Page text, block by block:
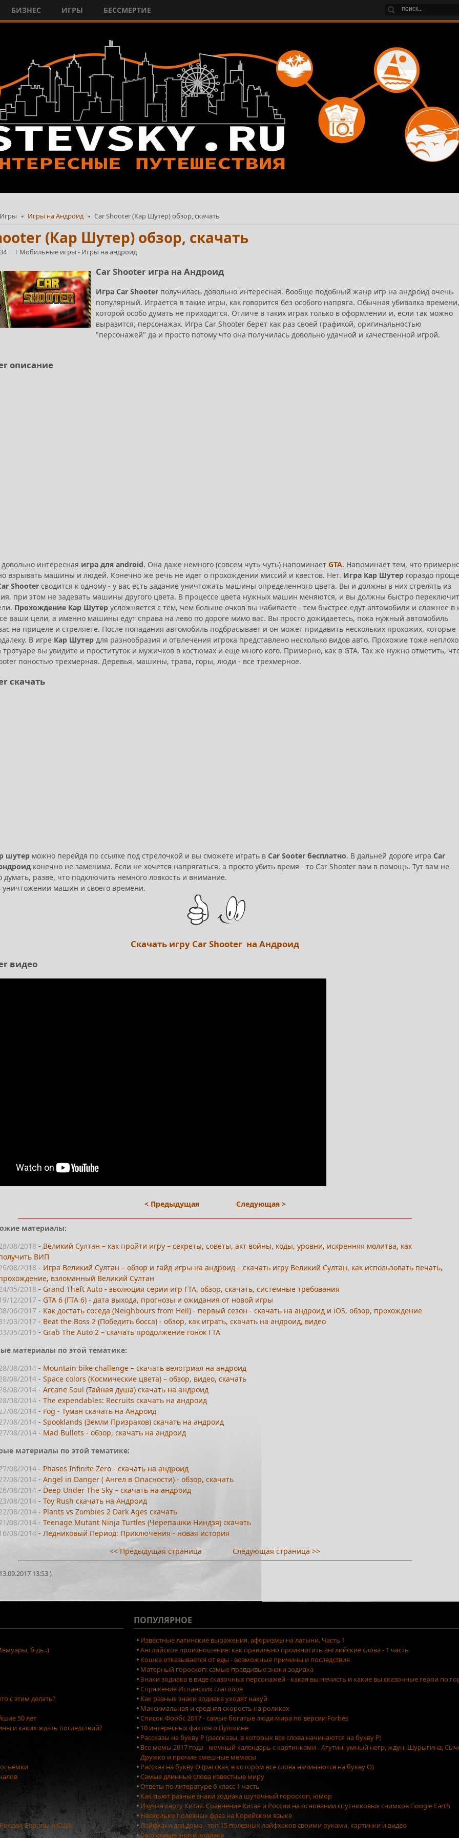
БИЗНЕС ИГРЫ БЕССМЕРТИЕ
Игры Игры на Андроид Car Shooter (Кар Шутер) обзор, скачать
(Кар Шутер) обзор, скачать
Мобильные игры - Игры на андроид
Car Shooter игра на Андроид
Игра Car Shooter получилась довольно интересная. Вообще подобный жанр игр на андроид очень
популярный. Играется в такие игры, как говорится без особого напряга. Обычная убивалка
которой особо думать не приходится. Отличе в таких играх только в оформлении и, если так можно
выразится, персонажах. Игра Car Shooter берет как раз своей графикой, оригинальностью
"персонажей" да и просто потому что она получилась довольно удачной и качественной игрой.
описание
довольно интересная игра для android. Она даже немного (совсем чуть-чуть) напоминает GTA. Напоминает тем, что
взрывать машины и людей. Конечно же речь не идет о прохождении миссий и квестов. Нет. Игра Кар Шутер гораздо
Shooter сводится к одному - у вас есть задание уничтожать машины определенного цвета. Вы и должны в них стрелять из
при этом не задевать машины другого цвета. В процессе цвета нужных машин меняются, и вы должны быстро
Прохождение Кар Шутер усложняется с тем, чем больше очков вы набиваете - тем быстрее едут автомобили и сложнее в
ваши цели, а именно машины едут справа на лево по дороге мимо вас. Вы просто дожидаетесь, пока нужный автомобиль
на прицеле и стреляете. После попадания автомобиль подбрасывает и он может придавить нескольких прохожих, которые
В игре Кар Шутер для разнообразия и отвлечения игрока представлено несколько видов авто. Прохожие тоже неплохо
вы увидите и проституток и мужичков в костюмах и еще много кого. Примерно, как в GTA. Так же нужно отметить,
поностью трехмерная. Деревья, машины, трава, горы, люди - все трехмерное.
скачать
шутер можно перейдя по ссылке под стрелочкой и вы сможете играть в Car Sooter бесплатно. В дальней дороге игра Car
конечно не заменима. Если не хочется напрягаться, а просто убить время - то Car Shooter вам в помощь. Тут вам не
думать, разве, что подключить немного ловкость и внимание.
уничтожении машин и своего времени.
Скачать игру Car Shooter на Андроид
видео
< Предыдущая Следующая >
материалы:
08/2018 - Великий Султан – как пройти игру – секреты, советы, акт войны, коды, уровни, искренняя молитва, как
ВИП
08/2018 - Игра Великий Султан – обзор и гайд игры на андроид – скачать игру Великий Султан, как использовать печать,
взломанный Великий Султан
05/2018 - Grand Theft Auto - эволюция серии игр ГТА, обзор, скачать, системные требования
12/2017 - GTA 6 (ГТА 6) - дата выхода, прогнозы и ожидания от новой игры
06/2017 - Как достать соседа (Neighbours from Hell) - первый сезон - скачать на андроид и iOS, обзор, прохождение
03/2017 - Beat the Boss 2 (Победить босса) - обзор, как играть, скачать на андроид, видео
05/2015 - Grab The Auto 2 – скачать продолжение гонок ГТА
материалы по этой тематике:
08/2014 - Mountain bike challenge – скачать велотриал на андроид
08/2014 -Space colors (Космические цвета) – обзор, видео, скачать
08/2014 -Arcane Soul (Тайная душа) скачать на андроид
08/2014 -The expendables: Recruits скачать на андроид
08/2014 - Fog - Туман скачать на Андроид
08/2014 -Spooklands (Земли Призраков) скачать на андроид
08/2014 - Mad Bullets - обзор, скачать на андроид
материалы по этой тематике:
08/2014 - Phases Infinite Zero - скачать на андроид
08/2014 -Angel in Danger ( Ангел в Опасности) - обзор, скачать
08/2014 - Deep Under The Sky – скачать на андроид
08/2014 -Toy Rush скачать на Андроид
08/2014 - Plants vs Zombies 2 Dark Ages скачать
08/2014 -Teenage Mutant Ninja Turtles (Черепашки Ниндзя) скачать
08/2014 -Ледниковый Период: Приключения - новая история
<< Предыдущая страница
Следующая страница >>
13:53 )
б-дь..)
с этим делать?
50 лет
и каких ждать последствий?
Европы и США
ПОПУЛЯРНОЕ
Известные латинские выражения, афоризмы на латыни. Часть 1
Английское произношение: как правильно произносить английские слова - 1 часть
Кошка отказывается от еды - возможные причины и последствия
Матерный гороскоп: самые правдивые знаки зодиака
Знаки зодиака в виде сказочных персонажей - какая вы нечисть и какие вы сказочные герои по
Спряжение Испанских глаголов
Как разные знаки зодиака уходят нахуй
Максимальная и средняя скорость на роликах
Список Форбс 2017 - самые богатые люди мира по версии Forbes
10 интересных фактов о Пушкине
Рассказы на букву Р (рассказы, в которых все слова начинаются на букву Р)
Все мемы 2017 года - мемный календарь с картинками - Агутин, умный негр, ждун, Шурыгина,
Дружко и прочие смешные мемасы
Рассказ на букву О (рассказ, в котором все слова начинаются на букву О)
Самые длинные слова известные миру
Ответы по литературе 6 класс 1 часть
Как пьют разные знаки зодиака шуточный гороскоп, юмор
Изучая карту Китая. Сравнение Китая и России на основании спутниковых снимков Google Earth
Несколько полезных фраз на Корейском языке
Лайфхаки для дома - топ 15 полезных лайфхаков своими руками, картинки и видео
Сволочные знаки зодиака